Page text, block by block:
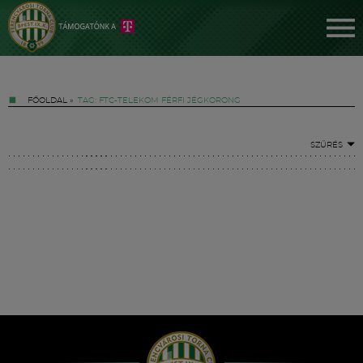
FŐOLDAL » TAG: FTC-TELEKOM FÉRFI JÉGKORONG
SZŰRÉS
Hírek